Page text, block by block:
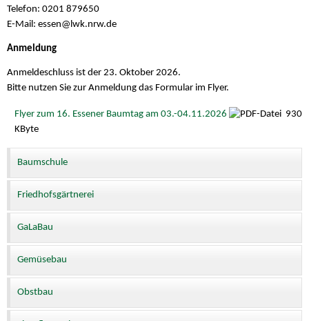
Telefon: 0201 879650
E-Mail: essen@lwk.nrw.de
Anmeldung
Anmeldeschluss ist der 23. Oktober 2026.
Bitte nutzen Sie zur Anmeldung das Formular im Flyer.
Flyer zum 16. Essener Baumtag am 03.-04.11.2026
930
KByte
Baumschule
Friedhofsgärtnerei
GaLaBau
Gemüsebau
Obstbau